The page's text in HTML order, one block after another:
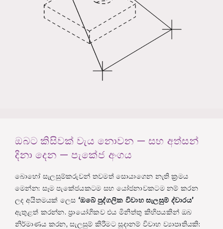
ඔබට කිසිවක් වැය නොවන — සහ අත්සන්
දිනා දෙන — පැකේජ අංගය
බොහෝ සැලසුම්කරුවන් තවමත් සොයාගෙන නැති ක්‍රමය
මෙන්න: සෑම පැකේජයකටම සහ යෝජනාවකටම නම් කරන
ලද අයිතමයක් ලෙස ‘ඔබේ පුද්ගලික විවාහ සැලසුම් ද්වාරය’
ඇතුළත් කරන්න. ප්‍රායෝගිකව එය මිනිත්තු කිහිපයකින් ඔබ
නිර්මාණය කරන, සැලසුම් කිරීමට සූදානම් විවාහ ව්‍යාපෘතියකි: